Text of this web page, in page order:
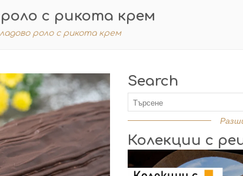
с рикота крем
роло с рикота крем
Search
Колекции с